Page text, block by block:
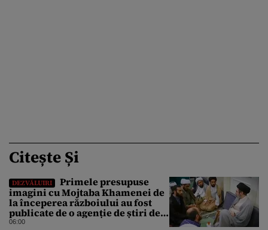
Citește Și
DEZVĂLUIRI
Primele presupuse
imagini cu Mojtaba Khamenei de
la începerea războiului au fost
publicate de o agenție de știri de
stat din Iran
06:00